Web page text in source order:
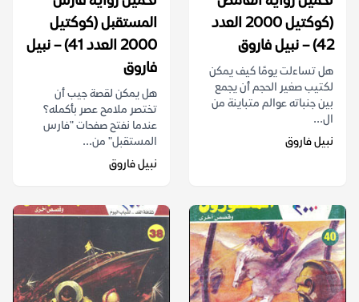
(كوكتيل 2000 العدد
42) – نبيل فاروق
هل تساءلت يومًا كيف يمكن
لكتيب صغير الحجم أن يجمع
بين جنباته عوالم متباينة من
ال...
نبيل فاروق
المستقبل (كوكتيل
2000 العدد 41) – نبيل
فاروق
هل يمكن لقصة جيب أن
تختصر ملامح عصر بأكمله؟
عندما نفتح صفحات "فارس
المستقبل" من...
نبيل فاروق